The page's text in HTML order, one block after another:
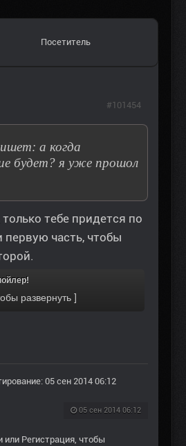
Посетитель
а когда
будет? я уже прошол
тебе придется по
первую часть, чтобы
05 сен 2014 06:12
05 сен 2014 06:12
#101454
или Регистрация , чтобы